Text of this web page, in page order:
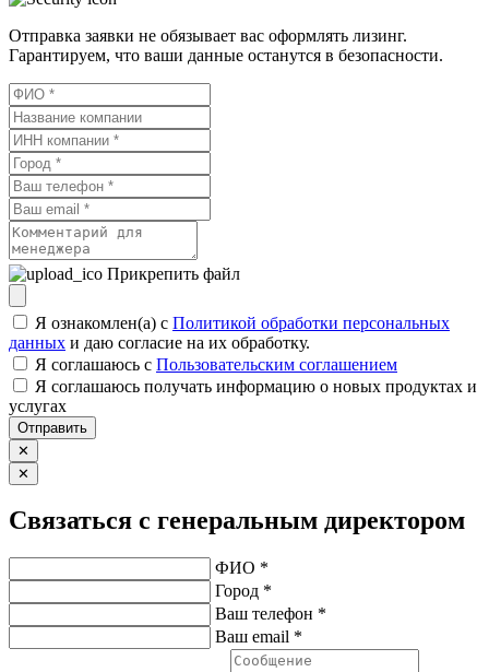
Отправка заявки не обязывает вас оформлять лизинг.
Гарантируем, что ваши данные останутся в безопасности.
Прикрепить файл
Я ознакомлен(а) с Политикой обработки персональных
данных и даю согласие на их обработку.
Я соглашаюсь c Пользовательским соглашением
Я соглашаюсь получать информацию о новых продуктах и
услугах
Отправить
✕
✕
Связаться с генеральным директором
ФИО *
Город *
Ваш телефон *
Ваш email *